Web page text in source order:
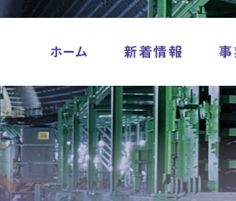
Skip
to
content
ホーム 新着情報